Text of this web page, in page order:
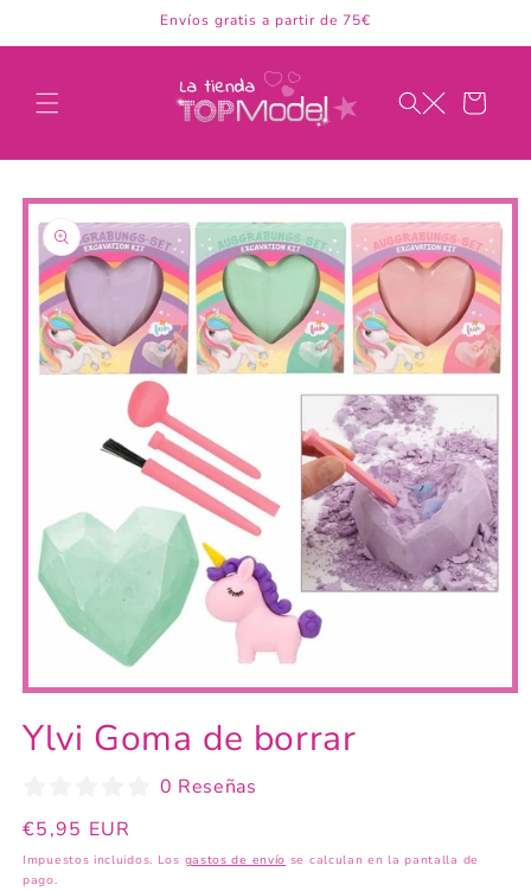
al contenido
Envíos gratis a partir de 75€
Carrito
directamente
a la
información
del producto
Abrir
multimedia
1
modal
Ylvi Goma de borrar
0 Reseñas
Precio
habitual
€5,95 EUR
Impuestos incluidos. Los gastos de envío se calculan en la pantalla de
pago.